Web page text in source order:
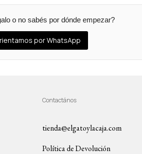
o no sabés por dónde empezar?
por WhatsApp
Contactános
tienda@elgatoylacaja.com
Política de Devolución